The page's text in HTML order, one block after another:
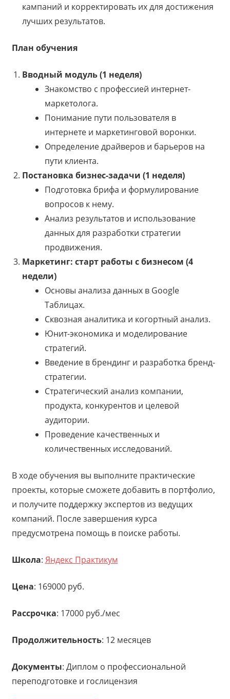
кампаний и корректировать их для достижения
лучших результатов.
План обучения
Вводный модуль (1 неделя)
Знакомство с профессией интернет-
маркетолога.
Понимание пути пользователя в
интернете и маркетинговой воронки.
Определение драйверов и барьеров на
пути клиента.
Постановка бизнес-задачи (1 неделя)
Подготовка брифа и формулирование
вопросов к нему.
Анализ результатов и использование
данных для разработки стратегии
продвижения.
Маркетинг: старт работы с бизнесом (4
недели)
Основы анализа данных в Google
Таблицах.
Сквозная аналитика и когортный анализ.
Юнит-экономика и моделирование
стратегий.
Введение в брендинг и разработка бренд-
стратегии.
Стратегический анализ компании,
продукта, конкурентов и целевой
аудитории.
Проведение качественных и
количественных исследований.
В ходе обучения вы выполните практические
проекты, которые сможете добавить в портфолио,
и получите поддержку экспертов из ведущих
компаний. После завершения курса
предусмотрена помощь в поиске работы.
Школа: Яндекс Практикум
Цена: 169000 руб.
Рассрочка: 17000 руб./мес
Продолжительность: 12 месяцев
Документы: Диплом о профессиональной
переподготовке и гослицензия